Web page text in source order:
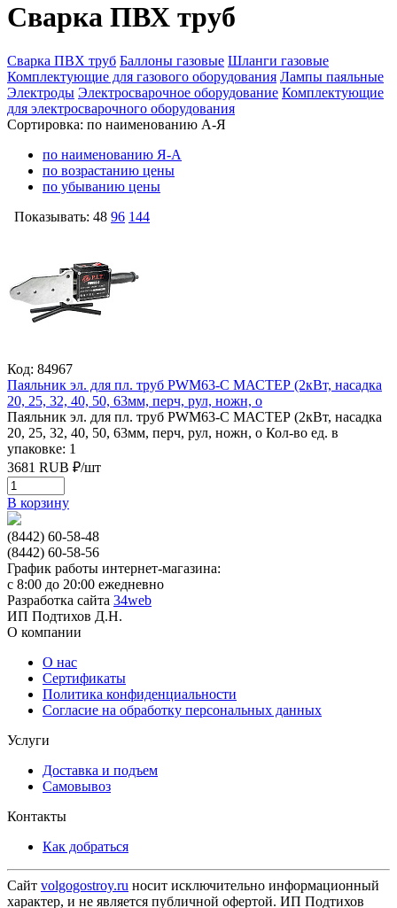
Сварка ПВХ труб
Сварка ПВХ труб Баллоны газовые Шланги газовые
Комплектующие для газового оборудования Лампы паяльные
Электроды Электросварочное оборудование Комплектующие
для электросварочного оборудования
Сортировка: по наименованию А-Я
по наименованию Я-А
по возрастанию цены
по убыванию цены
Показывать: 48 96 144
Код: 84967
Паяльник эл. для пл. труб PWM63-C МАСТЕР (2кВт, насадка
20, 25, 32, 40, 50, 63мм, перч, рул, ножн, о
Паяльник эл. для пл. труб PWM63-C МАСТЕР (2кВт, насадка
20, 25, 32, 40, 50, 63мм, перч, рул, ножн, о Кол-во ед. в
упаковке: 1
3681 RUB ₽/шт
В корзину
(8442) 60-58-48
(8442) 60-58-56
График работы интернет-магазина:
с 8:00 до 20:00 ежедневно
Разработка сайта 34web
ИП Подтихов Д.Н.
О компании
О нас
Сертификаты
Политика конфиденциальности
Согласие на обработку персональных данных
Услуги
Доставка и подъем
Самовывоз
Контакты
Как добраться
Сайт volgogostroy.ru носит исключительно информационный
характер, и не является публичной офертой. ИП Подтихов